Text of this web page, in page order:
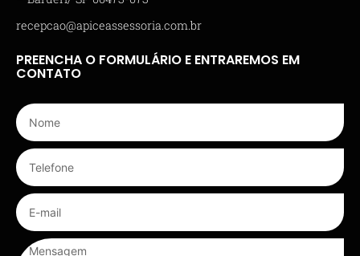
recepcao@apiceassessoria.com.br
PREENCHA O FORMULÁRIO E ENTRAREMOS EM
CONTATO